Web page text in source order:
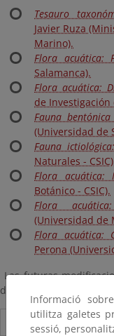
Tesauro
Javier Ruza
Marino).
Flora acuática:
Salamanca).
Flora acuática:
de Investigación
Fauna
(Universidad de
Fauna
Naturales -
Flora acuática:
Botánico - CSIC).
Flora
(Universidad de
Flora acuática:
Perona
Las futuras
descargar desde la
Destacados
Informació
utilitza galetes
sessió,